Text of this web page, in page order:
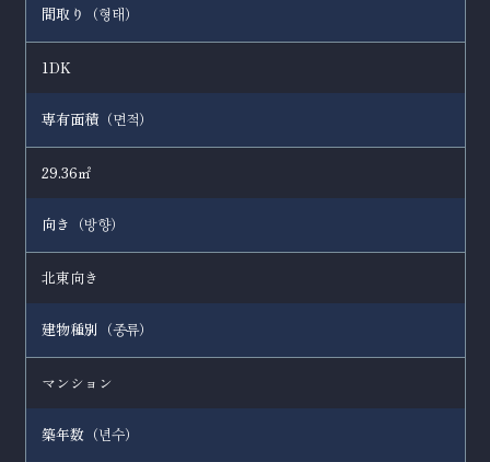
間取り（형태 ）
1DK
専有面積（면적）
29.36㎡
向き（방향）
北東向き
建物種別（종류）
マンション
築年数（년수）